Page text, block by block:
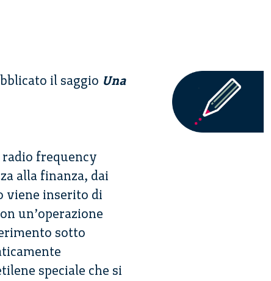
il saggio Una
radio frequency
alla finanza, dai
viene inserito di
un’operazione
sotto
speciale che si